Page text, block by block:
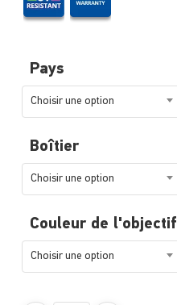
Pays
Choisir une option
Boîtier
Choisir une option
Couleur de l'objectif
Choisir une option